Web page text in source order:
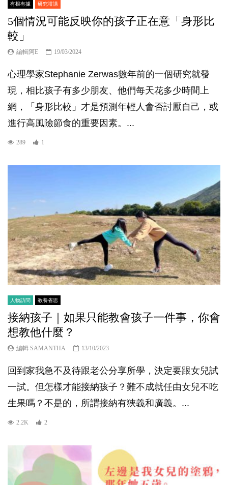
有根有據 研究咁講
5個情況可能反映你的孩子正在意「身形比
較」
編輯阿E 19/03/2024
心理學家Stephanie Zerwas數年前的一個研究就發
現，相比孩子有多少朋友、他們每天花多少時間上
網，「身形比較」才是預測年輕人會否討厭自己，或
進行高風險節食的重要因素。...
289 1
人物訪問 教養省思
接納孩子｜如果只能教會孩子一件事，你會
想教他什麼？
編輯 SAMANTHA 13/10/2023
回到家我急不及待跟老公分享所學，決定要跟女兒試
一試。但怎樣才能接納孩子？難不成就任由女兒不吃
生果嗎？不是的，所謂接納有狹義和廣義。...
2.2K 2